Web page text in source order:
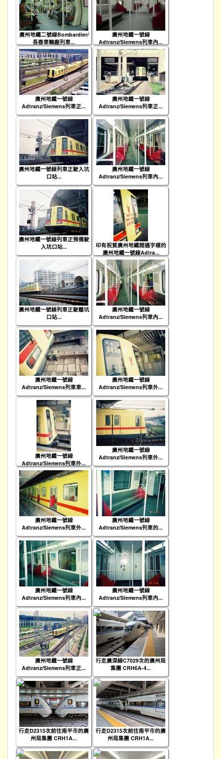
廣州地鐵二號線Bombardier/
長春車輛廠列車...
廣州地鐵一號線
Adtranz/Siemens列車內...
廣州地鐵一號線
Adtranz/Siemens列車正...
廣州地鐵一號線
Adtranz/Siemens列車正...
廣州地鐵一號線列車正駛入坑
口站...
廣州地鐵一號線
Adtranz/Siemens列車內...
廣州地鐵一號線列車正預備駛
入坑口站...
印有祝賀廣州地鐵開通字樣的
廣州地鐵一號線Adtra...
廣州地鐵一號線列車正駛離坑
口站...
廣州地鐵一號線
Adtranz/Siemens列車內...
廣州地鐵一號線
Adtranz/Siemens列車車...
廣州地鐵一號線
Adtranz/Siemens列車外...
廣州地鐵一號線
Adtranz/Siemens列車外...
廣州地鐵一號線
Adtranz/Siemens列車外...
廣州地鐵一號線
Adtranz/Siemens列車外...
廣州地鐵一號線
Adtranz/Siemens列車的...
廣州地鐵一號線
Adtranz/Siemens列車內...
廣州地鐵一號線
Adtranz/Siemens列車內...
廣州地鐵一號線
Adtranz/Siemens列車正...
行走廣深線C7029次的廣州局
集團 CRH6A-4...
行走D2315次前往南平市的廣
州局集團 CRH1A...
行走D2315次前往南平市的廣
州局集團 CRH1A...